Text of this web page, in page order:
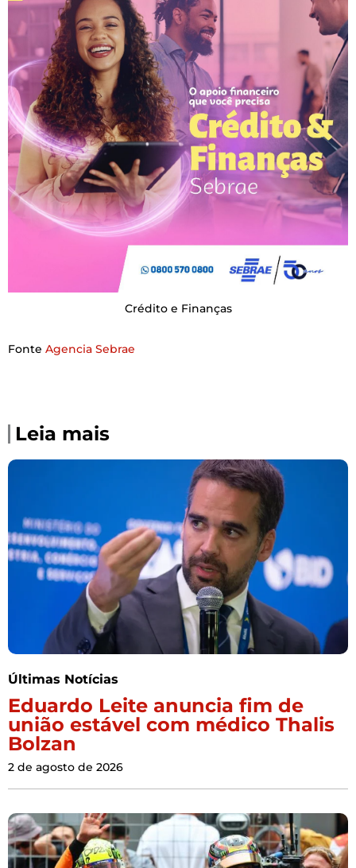
Crédito e Finanças
Fonte Agencia Sebrae
Leia mais
Últimas Notícias
Eduardo Leite anuncia fim de
união estável com médico Thalis
Bolzan
2 de agosto de 2026